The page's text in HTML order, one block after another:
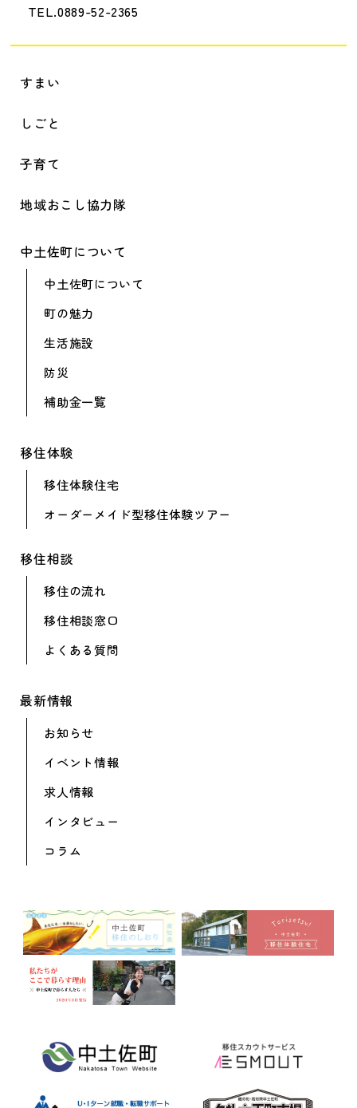
TEL.0889-52-2365
すまい
しごと
子育て
地域おこし協力隊
中土佐町について
中土佐町について
町の魅力
生活施設
防災
補助金一覧
移住体験
移住体験住宅
オーダーメイド型移住体験ツアー
移住相談
移住の流れ
移住相談窓口
よくある質問
最新情報
お知らせ
イベント情報
求人情報
インタビュー
コラム